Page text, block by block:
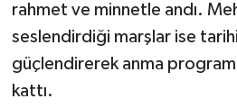
rahmet ve minnetle andı.
seslendirdiği marşlar ise
güçlendirerek anma
kattı.